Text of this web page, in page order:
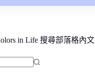
in Life 搜尋部落格內文